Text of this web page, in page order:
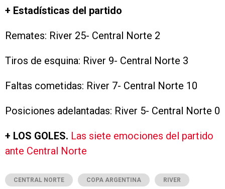
+ Estadísticas del partido
Remates: River 25- Central Norte 2
Tiros de esquina: River 9- Central Norte 3
Faltas cometidas: River 7- Central Norte 10
Posiciones adelantadas: River 5- Central Norte 0
+ LOS GOLES. Las siete emociones del partido
ante Central Norte
CENTRAL NORTE COPA ARGENTINA RIVER